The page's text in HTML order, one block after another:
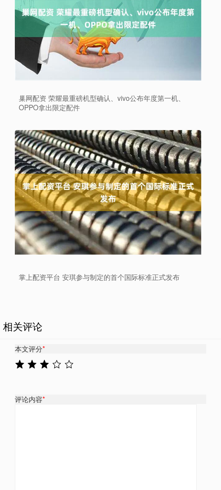
巢网配资 荣耀最重磅机型确认、vivo公布年度第一机、
OPPO拿出限定配件
掌上配资平台 安琪参与制定的首个国际标准正式发布
相关评论
本文评分*
评论内容*